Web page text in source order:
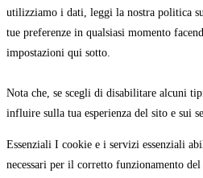
utilizziamo i dati, leggi la nostra politica
tue preferenze in qualsiasi momento
impostazioni qui sotto.
Nota che, se scegli di disabilitare alcuni
influire sulla tua esperienza del sito e sui
Essenziali I cookie e i servizi essenziali
necessari per il corretto funzionamento